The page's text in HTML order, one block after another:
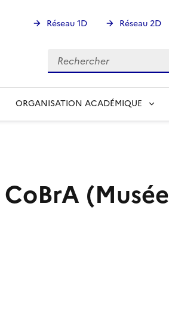
Réseau 1D Réseau 2D
Rechercher
Rechercher
ORGANISATION ACADÉMIQUE
(Musée